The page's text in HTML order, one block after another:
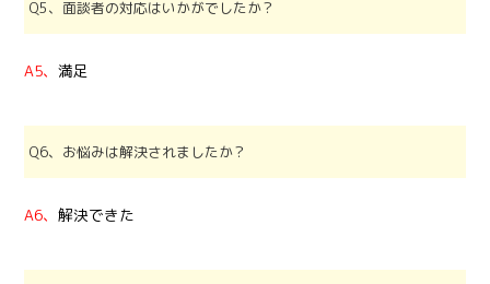
Q5、面談者の対応はいかがでしたか？
A5、満足
Q6、お悩みは解決されましたか？
A6、解決できた